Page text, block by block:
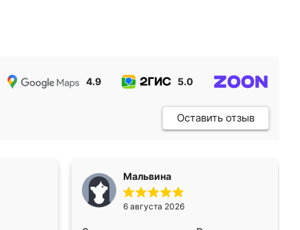
4.9 5.0
Оставить отзыв
Мальвина
6 августа 2026